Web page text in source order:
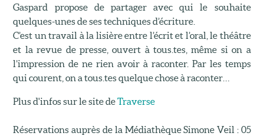
Gaspard propose de partager avec qui le souhaite
quelques-unes de ses techniques d’écriture.
C’est un travail à la lisière entre l’écrit et l’oral, le théâtre
et la revue de presse, ouvert à tous.tes, même si on a
l’impression de ne rien avoir à raconter. Par les temps
qui courent, on a tous.tes quelque chose à raconter…
Plus d'infos sur le site deTraverse
Réservations auprès de la Médiathèque Simone Veil : 05